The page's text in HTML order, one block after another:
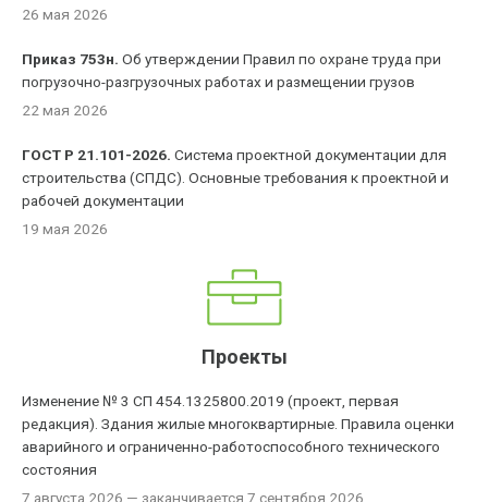
26 мая 2026
Приказ 753н. Об утверждении Правил по охране труда при
погрузочно-разгрузочных работах и размещении грузов
22 мая 2026
ГОСТ Р 21.101-2026. Система проектной документации для
строительства (СПДС). Основные требования к проектной и
рабочей документации
19 мая 2026
Проекты
Изменение № 3 СП 454.1325800.2019 (проект, первая
редакция). Здания жилые многоквартирные. Правила оценки
аварийного и ограниченно-работоспособного технического
состояния
7 августа 2026 — заканчивается 7 сентября 2026